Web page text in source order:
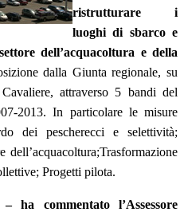
ristrutturare i
luoghi di sbarco e
dell’acquacoltura e della
dalla Giunta regionale, su
attraverso 5 bandi del
2013. In particolare le misure
dei pescherecci e selettività;
Progetti pilota.
ha commentato l’Assessore